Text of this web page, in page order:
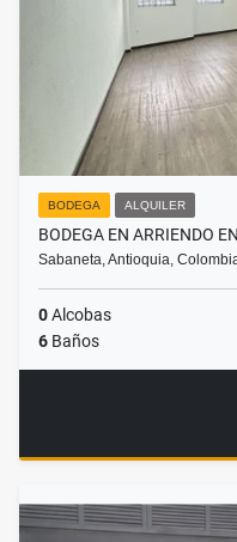
BODEGA ALQUILER
BODEGA EN ARRIENDO
Sabaneta, Antioquia,
0Alcobas
6 Baños